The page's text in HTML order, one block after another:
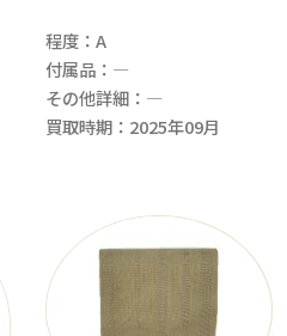
程度：A
付属品：―
その他詳細：―
買取時期：2025年09月